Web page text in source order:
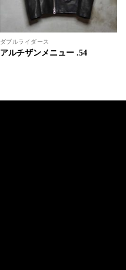
ダブルライダース
アルチザンメニュー .54